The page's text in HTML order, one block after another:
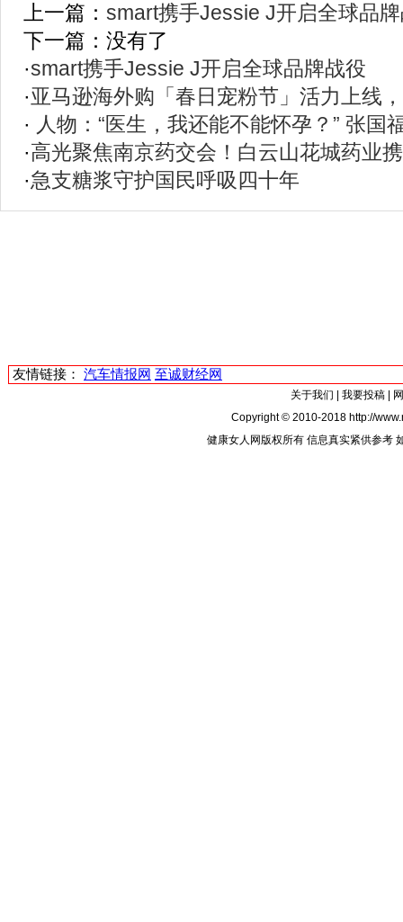
上一篇： smart携手Jessie J开启全球品
下一篇：没有了
·smart携手Jessie J开启全球品牌战役
·亚马逊海外购「春日宠粉节」活力上线
· 人物：“医生，我还能不能怀孕？” 张国
·高光聚焦南京药交会！白云山花城药业
·急支糖浆守护国民呼吸四十年
友情链接： 汽车情报网 至诚财经网
关于我们 |我要投稿
Copyright © 2010-2018 http://
健康女人网版权所有 信息真实紧供参考